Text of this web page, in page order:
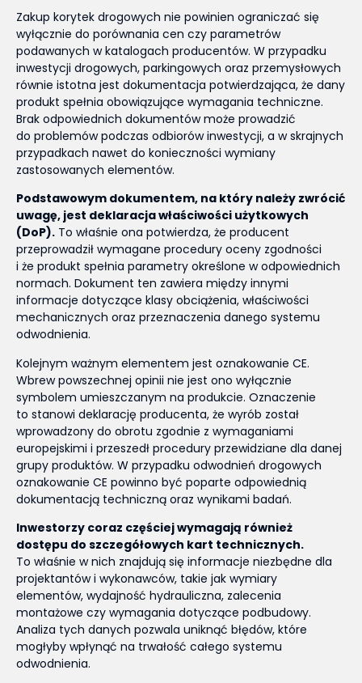
Zakup korytek drogowych nie powinien ograniczać się
wyłącznie do porównania cen czy parametrów
podawanych w katalogach producentów. W przypadku
inwestycji drogowych, parkingowych oraz przemysłowych
równie istotna jest dokumentacja potwierdzająca, że dany
produkt spełnia obowiązujące wymagania techniczne.
Brak odpowiednich dokumentów może prowadzić
do problemów podczas odbiorów inwestycji, a w skrajnych
przypadkach nawet do konieczności wymiany
zastosowanych elementów.
Podstawowym dokumentem, na który należy zwrócić
uwagę, jest deklaracja właściwości użytkowych
(DoP). To właśnie ona potwierdza, że producent
przeprowadził wymagane procedury oceny zgodności
i że produkt spełnia parametry określone w odpowiednich
normach. Dokument ten zawiera między innymi
informacje dotyczące klasy obciążenia, właściwości
mechanicznych oraz przeznaczenia danego systemu
odwodnienia.
Kolejnym ważnym elementem jest oznakowanie CE.
Wbrew powszechnej opinii nie jest ono wyłącznie
symbolem umieszczanym na produkcie. Oznaczenie
to stanowi deklarację producenta, że wyrób został
wprowadzony do obrotu zgodnie z wymaganiami
europejskimi i przeszedł procedury przewidziane dla danej
grupy produktów. W przypadku odwodnień drogowych
oznakowanie CE powinno być poparte odpowiednią
dokumentacją techniczną oraz wynikami badań.
Inwestorzy coraz częściej wymagają również
dostępu do szczegółowych kart technicznych.
To właśnie w nich znajdują się informacje niezbędne dla
projektantów i wykonawców, takie jak wymiary
elementów, wydajność hydrauliczna, zalecenia
montażowe czy wymagania dotyczące podbudowy.
Analiza tych danych pozwala uniknąć błędów, które
mogłyby wpłynąć na trwałość całego systemu
odwodnienia.